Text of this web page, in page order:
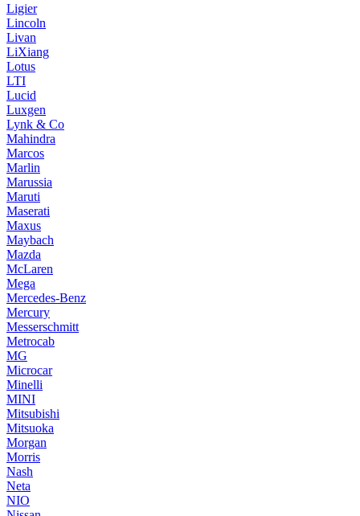
Ligier
Lincoln
Livan
LiXiang
Lotus
LTI
Lucid
Luxgen
Lynk & Co
Mahindra
Marcos
Marlin
Marussia
Maruti
Maserati
Maxus
Maybach
Mazda
McLaren
Mega
Mercedes-Benz
Mercury
Messerschmitt
Metrocab
MG
Microcar
Minelli
MINI
Mitsubishi
Mitsuoka
Morgan
Morris
Nash
Neta
NIO